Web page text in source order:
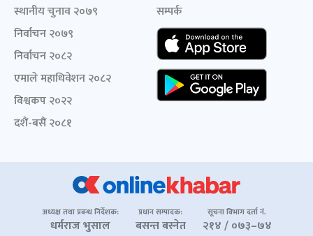
स्थानीय चुनाव २०७९
निर्वाचन २०७९
निर्वाचन २०८२
एमाले महाधिवेशन २०८२
विश्वकप २०२२
दशैं-बसैं २०८१
सम्पर्क
अध्यक्ष तथा प्रबन्ध निर्देशक:
धर्मराज भुसाल
प्रधान सम्पादक:
बसन्त बस्नेत
सूचना विभाग दर्ता नं.
२१४ / ०७३–७४